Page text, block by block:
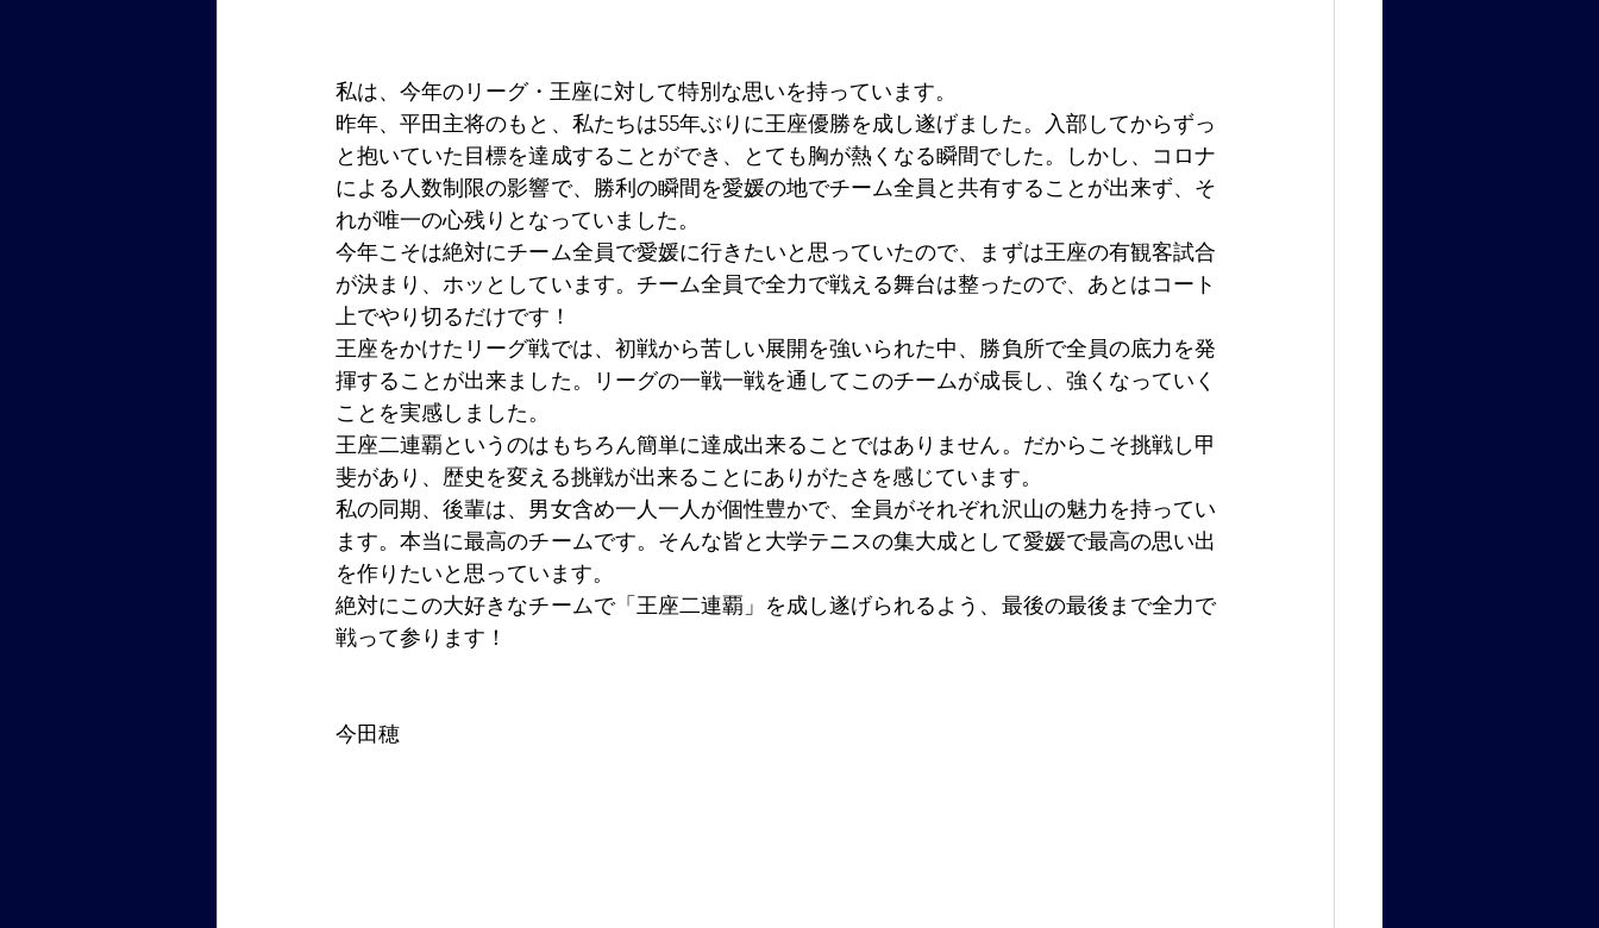
私は、今年のリーグ・王座に対して特別な思いを持っています。
昨年、平田主将のもと、私たちは55年ぶりに王座優勝を成し遂げました。入部してからずっ
と抱いていた目標を達成することができ、とても胸が熱くなる瞬間でした。しかし、コロナ
による人数制限の影響で、勝利の瞬間を愛媛の地でチーム全員と共有することが出来ず、そ
れが唯一の心残りとなっていました。
今年こそは絶対にチーム全員で愛媛に行きたいと思っていたので、まずは王座の有観客試合
が決まり、ホッとしています。チーム全員で全力で戦える舞台は整ったので、あとはコート
上でやり切るだけです！
王座をかけたリーグ戦では、初戦から苦しい展開を強いられた中、勝負所で全員の底力を発
揮することが出来ました。リーグの一戦一戦を通してこのチームが成長し、強くなっていく
ことを実感しました。
王座二連覇というのはもちろん簡単に達成出来ることではありません。だからこそ挑戦し甲
斐があり、歴史を変える挑戦が出来ることにありがたさを感じています。
私の同期、後輩は、男女含め一人一人が個性豊かで、全員がそれぞれ沢山の魅力を持ってい
ます。本当に最高のチームです。そんな皆と大学テニスの集大成として愛媛で最高の思い出
を作りたいと思っています。
絶対にこの大好きなチームで「王座二連覇」を成し遂げられるよう、最後の最後まで全力で
戦って参ります！
今田穂